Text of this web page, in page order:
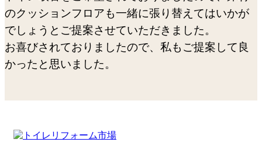
のクッションフロアも一緒に張り替えてはいかが
でしょうとご提案させていただきました。
お喜びされておりましたので、私もご提案して良
かったと思いました。